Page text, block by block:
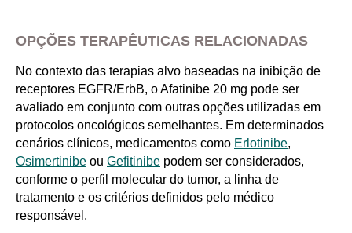
OPÇÕES TERAPÊUTICAS RELACIONADAS
No contexto das terapias alvo baseadas na inibição de
receptores EGFR/ErbB, o Afatinibe 20 mg pode ser
avaliado em conjunto com outras opções utilizadas em
protocolos oncológicos semelhantes. Em determinados
cenários clínicos, medicamentos como Erlotinibe,
Osimertinibe ou Gefitinibe podem ser considerados,
conforme o perfil molecular do tumor, a linha de
tratamento e os critérios definidos pelo médico
responsável.